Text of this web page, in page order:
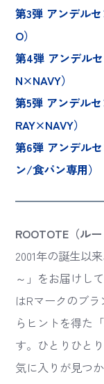
第3弾 アンデル
O）
第4弾 アンデル
N×NAVY）
第5弾 アンデル
RAY×NAVY）
第6弾 アンデル
ン/食パン専用）
ROOTOTE（ル
2001年の誕生以
～」をお届けし
はRマークのブ
らヒントを得た
す。ひとりひと
気に入りが見つ